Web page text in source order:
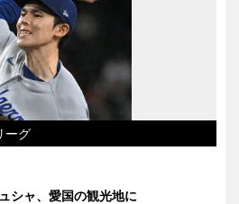
ーグ
シャ、愛国の観光地に